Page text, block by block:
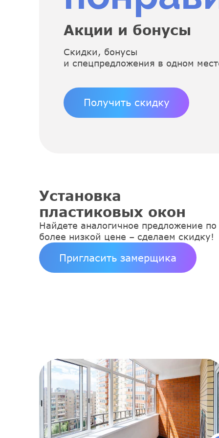
Акции и бонусы
Скидки, бонусы
и спецпредложения в одном
Получить скидку
Установка
пластиковых окон
Найдете аналогичное предложение по
более низкой цене – сделаем скидку!
Пригласить замерщика